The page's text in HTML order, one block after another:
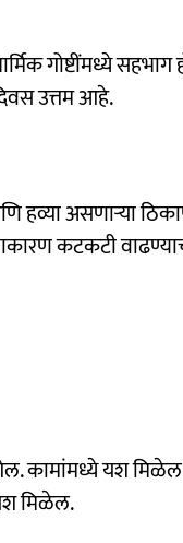
गोष्टींमध्ये सहभाग
उत्तम आहे.
हव्या असणाऱ्या
कटकटी
यश मिळेल.
मिळेल.